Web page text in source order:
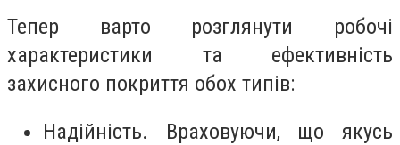
Тепер варто розглянути робочі
характеристики та ефективність
захисного покриття обох типів:
Надійність. Враховуючи, що якусь